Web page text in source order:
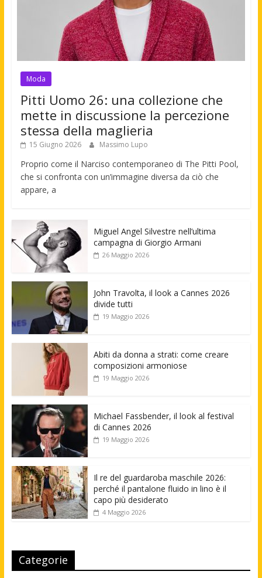
Moda
Pitti Uomo 26: una collezione che
mette in discussione la percezione
stessa della maglieria
15 Giugno 2026 Massimo Lupo
Proprio come il Narciso contemporaneo di The Pitti Pool,
che si confronta con un’immagine diversa da ciò che
appare, a
Miguel Angel Silvestre nell’ultima
campagna di Giorgio Armani
26 Maggio 2026
John Travolta, il look a Cannes 2026
divide tutti
19 Maggio 2026
Abiti da donna a strati: come creare
composizioni armoniose
19 Maggio 2026
Michael Fassbender, il look al festival
di Cannes 2026
19 Maggio 2026
Il re del guardaroba maschile 2026:
perché il pantalone fluido in lino è il
capo più desiderato
4 Maggio 2026
Categorie